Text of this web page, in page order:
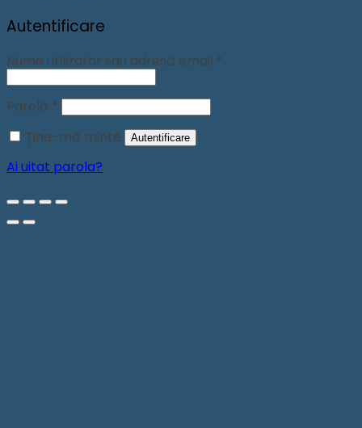
Autentificare
Nume utilizator sau adresă email *
Parolă * Obligatoriu
Ține-mă minte
Autentificare
Ai uitat parola?